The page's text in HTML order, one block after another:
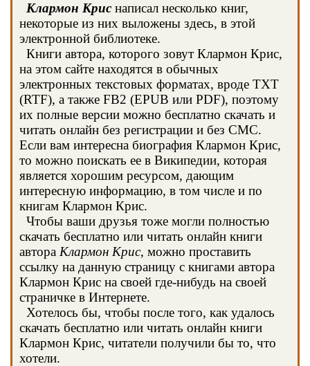
Клармон Крис написал несколько книг,
некоторые из них выложены здесь, в этой
электронной библиотеке.
Книги автора, которого зовут Клармон Крис,
на этом сайте находятся в обычных
электронных текстовых форматах, вроде TXT
(RTF), а также FB2 (EPUB или PDF), поэтому
их полные версии можно бесплатно скачать и
читать онлайн без регистрации и без СМС.
Если вам интересна биография Клармон Крис,
то можно поискать ее в Википедии, которая
является хорошим ресурсом, дающим
интересную информацию, в том числе и по
книгам Клармон Крис.
Чтобы ваши друзья тоже могли полностью
скачать бесплатно или читать онлайн книги
автора Клармон Крис, можно проставить
ссылку на данную страницу с книгами автора
Клармон Крис на своей где-нибудь на своей
страничке в Интернете.
Хотелось бы, чтобы после того, как удалось
скачать бесплатно или читать онлайн книги
Клармон Крис, читатели получили бы то, что
хотели.